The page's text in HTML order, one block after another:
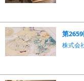
第
株式会